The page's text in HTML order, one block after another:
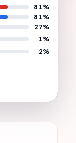
81%
81%
27%
1%
2%